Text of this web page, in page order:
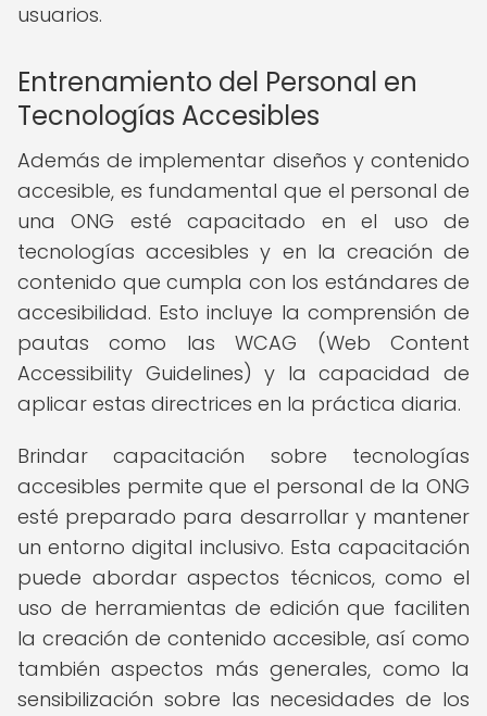
usuarios.
Entrenamiento del Personal en
Tecnologías Accesibles
Además de implementar diseños y contenido
accesible, es fundamental que el personal de
una ONG esté capacitado en el uso de
tecnologías accesibles y en la creación de
contenido que cumpla con los estándares de
accesibilidad. Esto incluye la comprensión de
pautas como las WCAG (Web Content
Accessibility Guidelines) y la capacidad de
aplicar estas directrices en la práctica diaria.
Brindar capacitación sobre tecnologías
accesibles permite que el personal de la ONG
esté preparado para desarrollar y mantener
un entorno digital inclusivo. Esta capacitación
puede abordar aspectos técnicos, como el
uso de herramientas de edición que faciliten
la creación de contenido accesible, así como
también aspectos más generales, como la
sensibilización sobre las necesidades de los